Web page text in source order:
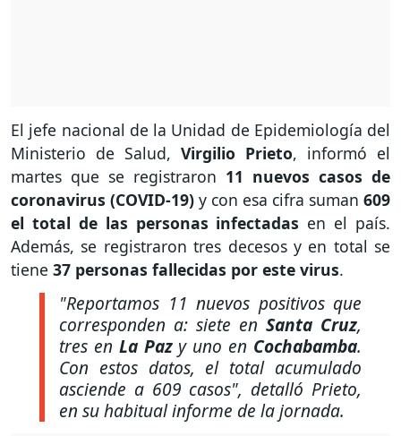
El jefe nacional de la Unidad de Epidemiología del
Ministerio de Salud, Virgilio Prieto, informó el
martes que se registraron 11 nuevos casos de
coronavirus (COVID-19) y con esa cifra suman 609
el total de las personas infectadas en el país.
Además, se registraron tres decesos y en total se
tiene 37 personas fallecidas por este virus.
"Reportamos 11 nuevos positivos que
corresponden a: siete en Santa Cruz,
tres en La Paz y uno en Cochabamba.
Con estos datos, el total acumulado
asciende a 609 casos", detalló Prieto,
en su habitual informe de la jornada.